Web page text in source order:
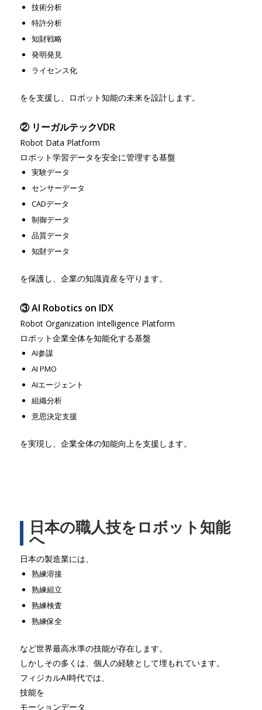
技術分析
特許分析
知財戦略
発明発見
ライセンス化
をを支援し、ロボット知能の未来を設計します。
② リーガルテックVDR
Robot Data Platform
ロボット学習データを安全に管理する基盤
実験データ
センサーデータ
CADデータ
制御データ
品質データ
知財データ
を保護し、企業の知識資産を守ります。
③ AI Robotics on IDX
Robot Organization Intelligence Platform
ロボット企業全体を知能化する基盤
AI参謀
AI PMO
AIエージェント
組織分析
意思決定支援
を実現し、企業全体の知能向上を支援します。
日本の職人技をロボット知能
へ
日本の製造業には、
熟練溶接
熟練組立
熟練検査
熟練保全
など世界最高水準の技能が存在します。
しかしその多くは、個人の経験として埋もれています。
フィジカルAI時代では、
技能を
モーションデータ